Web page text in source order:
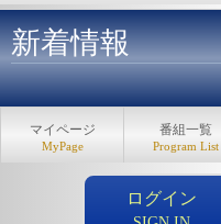
新着情報
マイページ
MyPage
番組一覧
Program List
ログイン